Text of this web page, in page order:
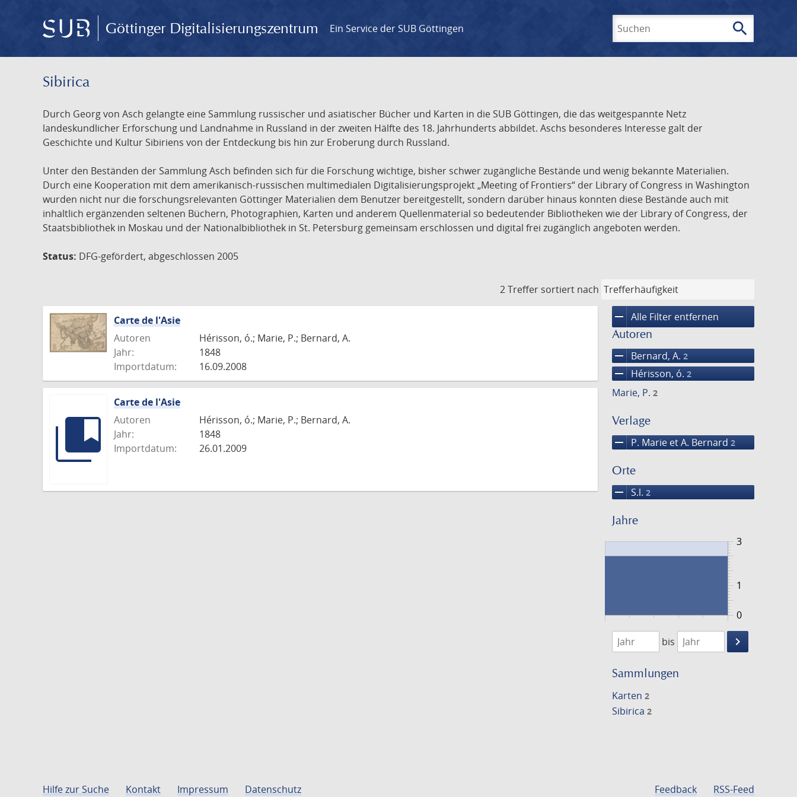
Göttinger Digitalisierungszentrum Ein Service der SUB Göttingen search
Sibirica
Durch Georg von Asch gelangte eine Sammlung russischer und asiatischer Bücher und Karten in die SUB Göttingen, die das weitgespannte Netz
landeskundlicher Erforschung und Landnahme in Russland in der zweiten Hälfte des 18. Jahrhunderts abbildet. Aschs besonderes Interesse galt der
Geschichte und Kultur Sibiriens von der Entdeckung bis hin zur Eroberung durch Russland.
Unter den Beständen der Sammlung Asch befinden sich für die Forschung wichtige, bisher schwer zugängliche Bestände und wenig bekannte Materialien.
Durch eine Kooperation mit dem amerikanisch-russischen multimedialen Digitalisierungsprojekt „Meeting of Frontiers“ der Library of Congress in Washington
wurden nicht nur die forschungsrelevanten Göttinger Materialien dem Benutzer bereitgestellt, sondern darüber hinaus konnten diese Bestände auch mit
inhaltlich ergänzenden seltenen Büchern, Photographien, Karten und anderem Quellenmaterial so bedeutender Bibliotheken wie der Library of Congress, der
Staatsbibliothek in Moskau und der Nationalbibliothek in St. Petersburg gemeinsam erschlossen und digital frei zugänglich angeboten werden.
Status: DFG-gefördert, abgeschlossen 2005
2 Treffer sortiert nach
remove Alle Filter entfernen
Autoren
remove Bernard, A. 2
remove Hérisson, ó. 2
Marie, P. 2
Verlage
remove P. Marie et A. Bernard 2
Orte
remove S.l. 2
Jahre
0
3
1
1848
1849
bis
keyboard_arrow_right
Suche
Sammlungen
Karten 2
Sibirica 2
Carte de l'Asie
Autoren
Hérisson, ó.; Marie, P.; Bernard, A.
Jahr:
1848
Importdatum:
16.09.2008
Carte de l'Asie
Autoren
Hérisson, ó.; Marie, P.; Bernard, A.
Jahr:
1848
Importdatum:
26.01.2009
Hilfe zur Suche Kontakt Impressum Datenschutz Feedback RSS-Feed